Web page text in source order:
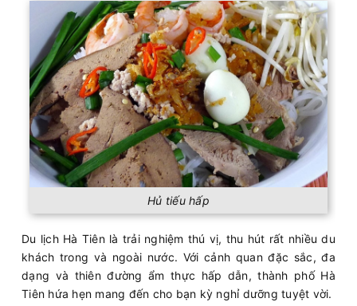
Hủ tiếu hấp
Du lịch Hà Tiên là trải nghiệm thú vị, thu hút rất nhiều du
khách trong và ngoài nước. Với cảnh quan đặc sắc, đa
dạng và thiên đường ẩm thực hấp dẫn, thành phố Hà
Tiên hứa hẹn mang đến cho bạn kỳ nghỉ dưỡng tuyệt vời.